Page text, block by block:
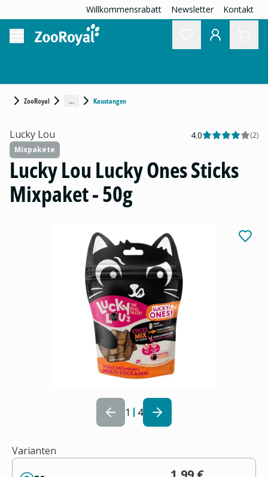
Willkommensrabatt Newsletter Kontakt
ZooRoyal ... Kaustangen
1 4
Lucky Lou 4.0 (2)
Mixpakete
Lucky Lou Lucky Ones Sticks
Mixpaket - 50g
Varianten